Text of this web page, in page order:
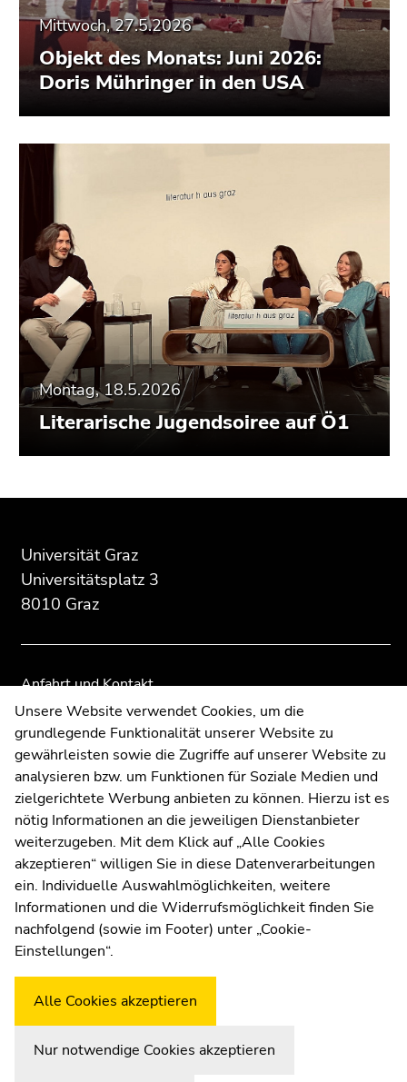
Mittwoch, 27.5.2026
Objekt des Monats: Juni 2026:
Doris Mühringer in den USA
Montag, 18.5.2026
Literarische Jugendsoiree auf Ö1
Seitenbereichs:
Zusatzinformationen:
Universität Graz
Universitätsplatz 3
8010 Graz
Anfahrt und Kontakt
Kommunikation und Öffentlichkeitsarbeit
Moodle
UNIGRAZonline
Impressum
Datenschutzerklärung
Cookie-Einstellungen
Barrierefreiheitserklärung
WetterstationUni Graz
Seitenbereichs.
Übersicht
Seitenbereichs.
Übersicht
Unsere Website verwendet Cookies, um die
grundlegende Funktionalität unserer Website zu
gewährleisten sowie die Zugriffe auf unserer Website zu
analysieren bzw. um Funktionen für Soziale Medien und
zielgerichtete Werbung anbieten zu können. Hierzu ist es
nötig Informationen an die jeweiligen Dienstanbieter
weiterzugeben. Mit dem Klick auf „Alle Cookies
akzeptieren“ willigen Sie in diese Datenverarbeitungen
ein. Individuelle Auswahlmöglichkeiten, weitere
Informationen und die Widerrufsmöglichkeit finden Sie
nachfolgend (sowie im Footer) unter „Cookie-
Einstellungen“.
Alle Cookies akzeptieren
Nur notwendige Cookies akzeptieren